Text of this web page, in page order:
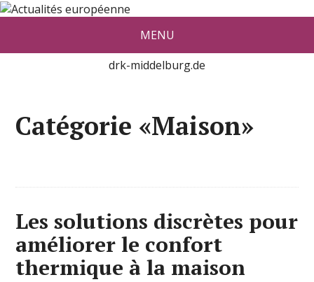
Actualité européenne vue par De
red Konrad Middelburg
drk-middelburg.de
MENU
Catégorie «Maison»
Les solutions discrètes pour
améliorer le confort
thermique à la maison